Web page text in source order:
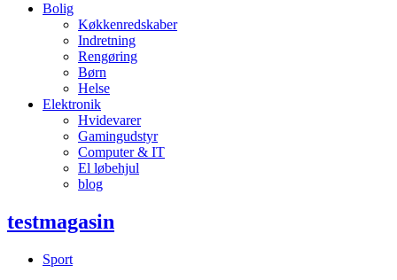
Bolig
Køkkenredskaber
Indretning
Rengøring
Børn
Helse
Elektronik
Hvidevarer
Gamingudstyr
Computer & IT
El løbehjul
blog
testmagasin
Sport